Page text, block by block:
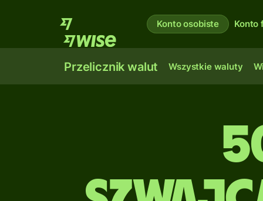
Konto osobiste Konto
Przelicznik walut Wszystkie waluty